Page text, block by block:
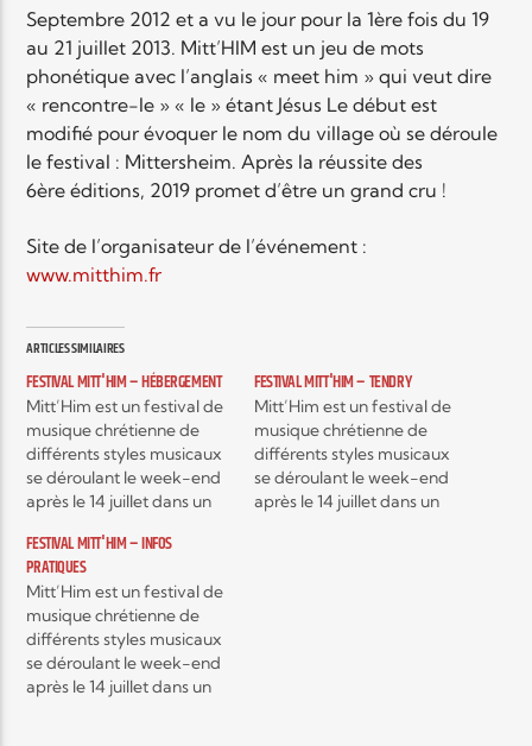
Elyon Rhema
Elyon Hits
Elyon Live
Elyon Kids
Septembre 2012 et a vu le jour pour la 1ère fois du 19
au 21 juillet 2013. Mitt’HIM est un jeu de mots
phonétique avec l’anglais « meet him » qui veut dire
« rencontre-le » « le » étant Jésus Le début est
modifié pour évoquer le nom du village où se déroule
le festival : Mittersheim. Après la réussite des
6ère éditions, 2019 promet d’être un grand cru !
Site de l’organisateur de l’événement :
www.mitthim.fr
ARTICLES SIMILAIRES
FESTIVAL MITT'HIM – HÉBERGEMENT
Mitt’Him est un festival de
musique chrétienne de
différents styles musicaux
se déroulant le week-end
après le 14 juillet dans un
Mittersheim en Moselle.
Chaque année, c’est plus
de 2000 personnes venus
des quatre coins de la
France et des pays
limitrophes qui participent
à Mitt’Him du…
FESTIVAL MITT'HIM – TENDRY
Mitt’Him est un festival de
musique chrétienne de
différents styles musicaux
se déroulant le week-end
après le 14 juillet dans un
FESTIVAL MITT'HIM – INFOS
PRATIQUES
Mitt’Him est un festival de
musique chrétienne de
différents styles musicaux
se déroulant le week-end
après le 14 juillet dans un